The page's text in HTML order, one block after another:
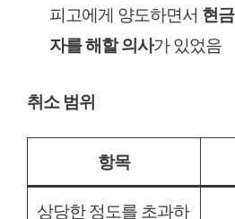
피고에게 양도하면서 현
자를 해할 의사가 있었음
취소 범위
항목
상당한 정도를 초과하